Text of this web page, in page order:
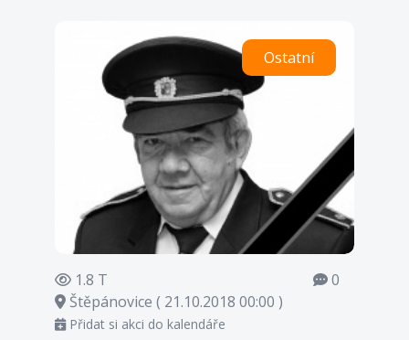
Ostatní
1.8 T
0
Štěpánovice ( 21.10.2018 00:00 )
Přidat si akci do kalendáře